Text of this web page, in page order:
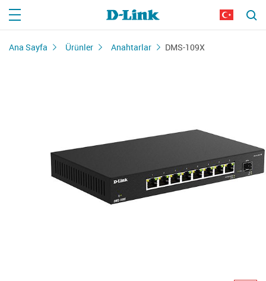
Ana Sayfa Ürünler Anahtarlar DMS-109X